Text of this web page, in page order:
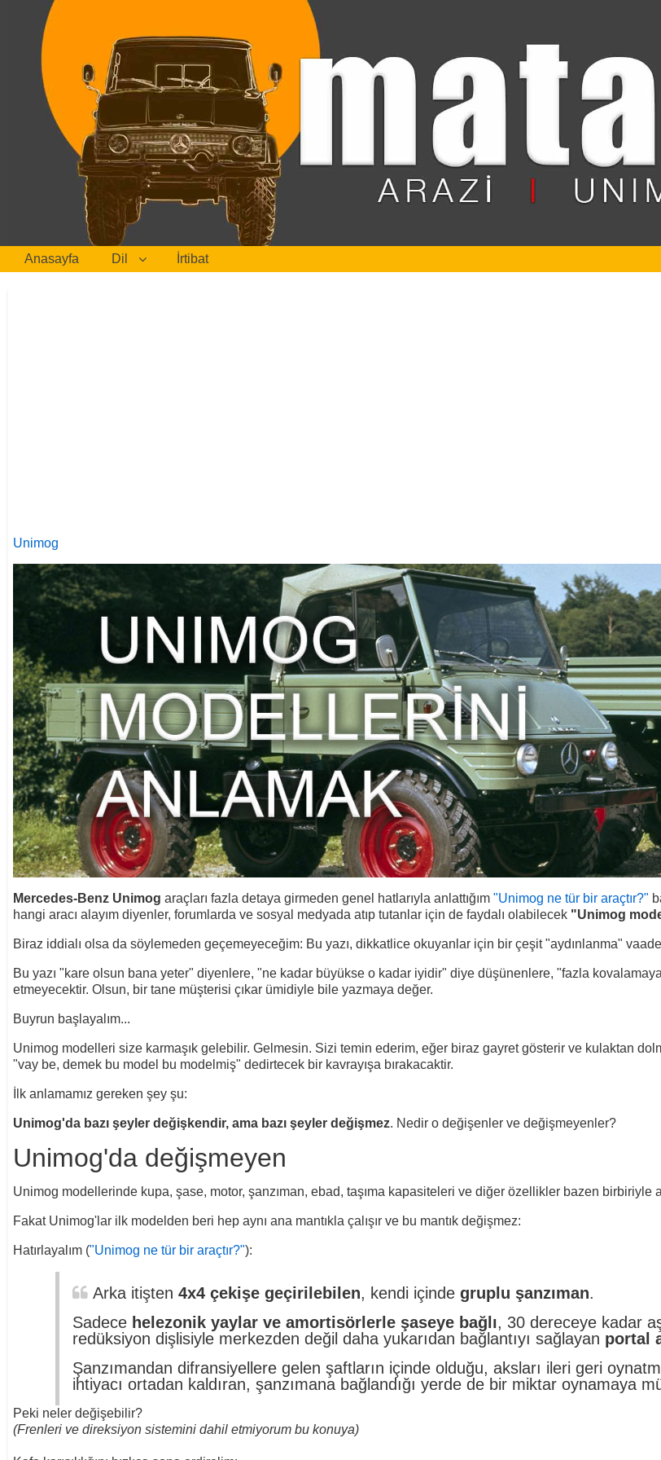
Anasayfa Dil İrtibat
Unimog
Mercedes-Benz Unimog araçları fazla detaya girmeden genel hatlarıyla anlattığım "Unimog ne tür bir araçtır?"
hangi aracı alayım diyenler, forumlarda ve sosyal medyada atıp tutanlar için de faydalı olabilecek "Unimog
Biraz iddialı olsa da söylemeden geçemeyeceğim: Bu yazı, dikkatlice okuyanlar için bir çeşit "aydınlanma"
Bu yazı "kare olsun bana yeter" diyenlere, "ne kadar büyükse o kadar iyidir" diye düşünenlere, "fazla
etmeyecektir. Olsun, bir tane müşterisi çıkar ümidiyle bile yazmaya değer.
Buyrun başlayalım...
Unimog modelleri size karmaşık gelebilir. Gelmesin. Sizi temin ederim, eğer biraz gayret gösterir ve kulaktan
"vay be, demek bu model bu modelmiş" dedirtecek bir kavrayışa bırakacaktir.
İlk anlamamız gereken şey şu:
Unimog'da bazı şeyler değişkendir, ama bazı şeyler değişmez. Nedir o değişenler ve değişmeyenler?
Unimog'da değişmeyen
Unimog modellerinde kupa, şase, motor, şanzıman, ebad, taşıma kapasiteleri ve diğer özellikler bazen birbiriyle
Fakat Unimog'lar ilk modelden beri hep aynı ana mantıkla çalışır ve bu mantık değişmez:
Hatırlayalım ("Unimog ne tür bir araçtır?"):
Arka itişten 4x4 çekişe geçirilebilen, kendi içinde gruplu şanzıman.
Sadece helezonik yaylar ve amortisörlerle şaseye bağlı, 30 dereceye kadar
redüksiyon dişlisiyle merkezden değil daha yukarıdan bağlantıyı sağlayan portal
Şanzımandan difransiyellere gelen şaftların içinde olduğu, aksları ileri geri
ihtiyacı ortadan kaldıran, şanzımana bağlandığı yerde de bir miktar oynamaya
Peki neler değişebilir?
(Frenleri ve direksiyon sistemini dahil etmiyorum bu konuya)